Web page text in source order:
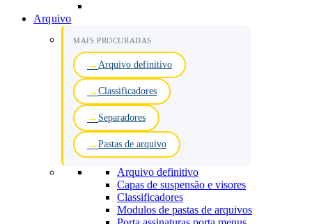
Arquivo
MAIS PROCURADAS
Arquivo definitivo
Classificadores
Separadores
Pastas de arquivo
Arquivo definitivo
Capas de suspensão e visores
Classificadores
Modulos de pastas de arquivos